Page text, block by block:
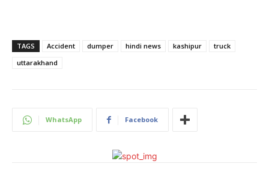
TAGS Accident dumper hindi news kashipur
truck
uttarakhand
WhatsApp Facebook